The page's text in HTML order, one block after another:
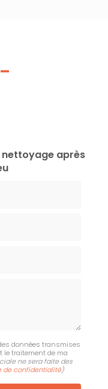
nettoyage après
données transmises
le traitement de ma
ne sera faite des
de confidentialité)